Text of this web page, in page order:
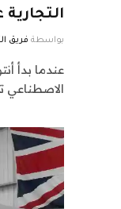
بواسطة فريق
الاصطناعي